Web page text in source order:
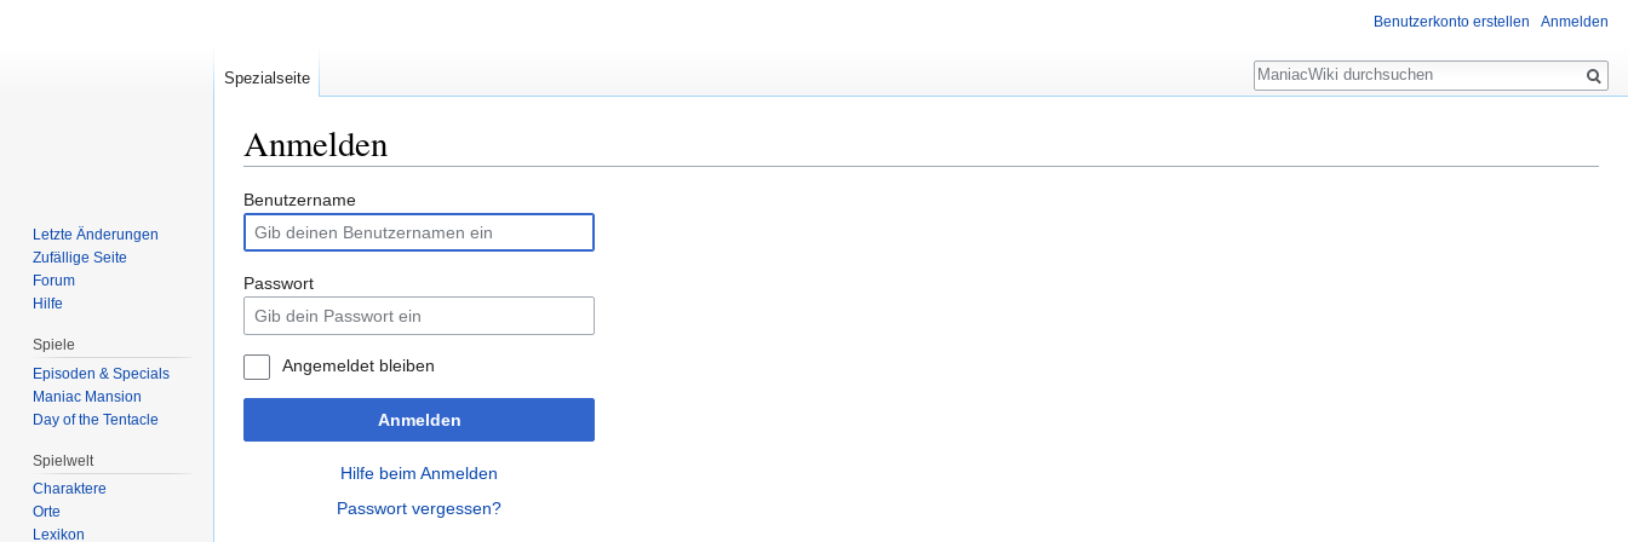
Anmelden
Zur
Navigation
springen
Zur
Suche
springen
Benutzername
Passwort
Angemeldet bleiben
Anmelden
Hilfe beim Anmelden
Passwort vergessen?
Benutzerkonto erstellen Anmelden
Spezialseite
Suche
Letzte Änderungen
Zufällige Seite
Forum
Hilfe
Spiele
Episoden & Specials
Maniac Mansion
Day of the Tentacle
Spielwelt
Charaktere
Orte
Lexikon